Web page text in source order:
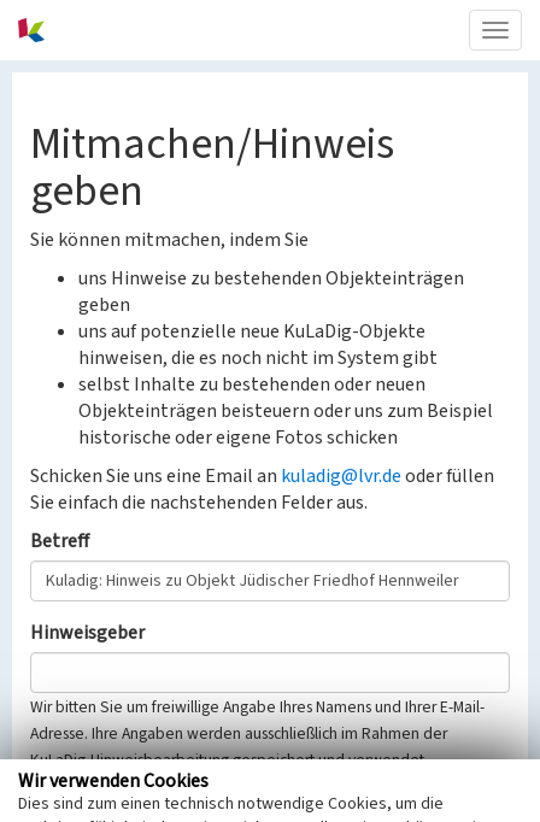
Mitmachen/Hinweis
geben
Sie können mitmachen, indem Sie
uns Hinweise zu bestehenden Objekteinträgen
geben
uns auf potenzielle neue KuLaDig-Objekte
hinweisen, die es noch nicht im System gibt
selbst Inhalte zu bestehenden oder neuen
Objekteinträgen beisteuern oder uns zum Beispiel
historische oder eigene Fotos schicken
Schicken Sie uns eine Email an kuladig@lvr.deoder füllen
Sie einfach die nachstehenden Felder aus.
Betreff
Hinweisgeber
Wir bitten Sie um freiwillige Angabe Ihres Namens und Ihrer E-Mail-
Adresse. Ihre Angaben werden ausschließlich im Rahmen der
KuLaDig-Hinweisbearbeitung gespeichert und verwendet.
Selbstverständlich werden diese entsprechend der Vorschriften des
Telemediengesetzes, des Datenschutzgesetzes NRW und der seit
Wir verwenden Cookies
Dies sind zum einen technisch notwendige Cookies, um die